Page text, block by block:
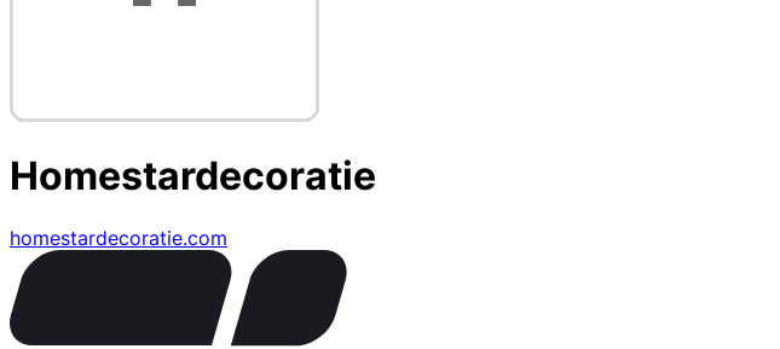
Homestardecoratie
homestardecoratie.com